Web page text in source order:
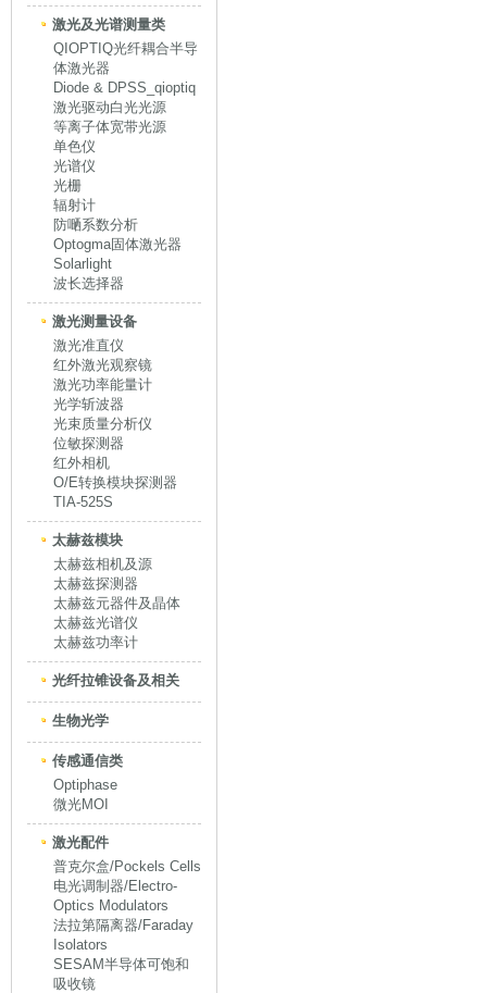
激光及光谱测量类
QIOPTIQ光纤耦合半导
体激光器
Diode & DPSS_qioptiq
激光驱动白光光源
等离子体宽带光源
单色仪
光谱仪
光栅
辐射计
防嗮系数分析
Optogma固体激光器
Solarlight
波长选择器
激光测量设备
激光准直仪
红外激光观察镜
激光功率能量计
光学斩波器
光束质量分析仪
位敏探测器
红外相机
O/E转换模块探测器
TIA-525S
太赫兹模块
太赫兹相机及源
太赫兹探测器
太赫兹元器件及晶体
太赫兹光谱仪
太赫兹功率计
光纤拉锥设备及相关
生物光学
传感通信类
Optiphase
微光MOI
激光配件
普克尔盒/Pockels Cells
电光调制器/Electro-
Optics Modulators
法拉第隔离器/Faraday
Isolators
SESAM半导体可饱和
吸收镜